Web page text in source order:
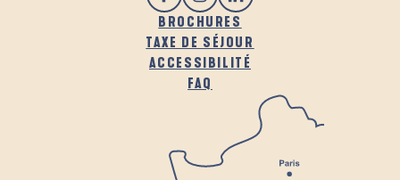
BROCHURES
TAXE DE SÉJOUR
ACCESSIBILITÉ
FAQ